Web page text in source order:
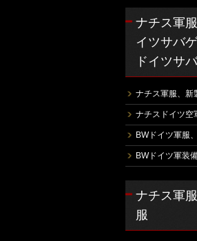
ナチス軍
イツサバ
ドイツサ
ナチス軍服、新
ナチスドイツ空
BWドイツ軍服
BWドイツ軍装
ナチス軍
服